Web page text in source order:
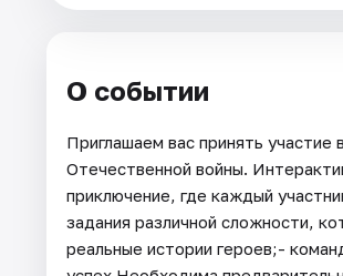
О событии
Приглашаем вас принять
Отечественной войны.
приключение, где каждый
задания различной сложности,
реальные истории героев;-